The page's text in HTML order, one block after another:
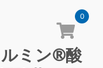
0
ミン®酸